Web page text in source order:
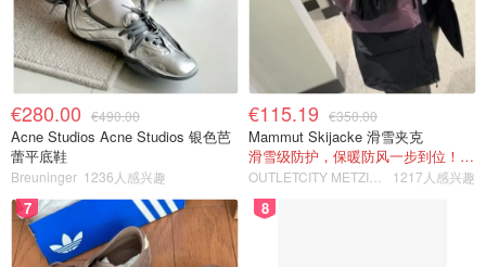
€280.00 €490.00
Acne Studios Acne Studios 银色芭
蕾平底鞋
Breuninger 1236人感兴趣
€115.19 €350.00
Mammut Skijacke 滑雪夹克
滑雪级防护，保暖防风一步到位！仅剩s！
1217人感兴趣
7 8